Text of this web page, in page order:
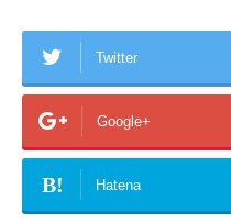
Twitter
Google+
B! Hatena